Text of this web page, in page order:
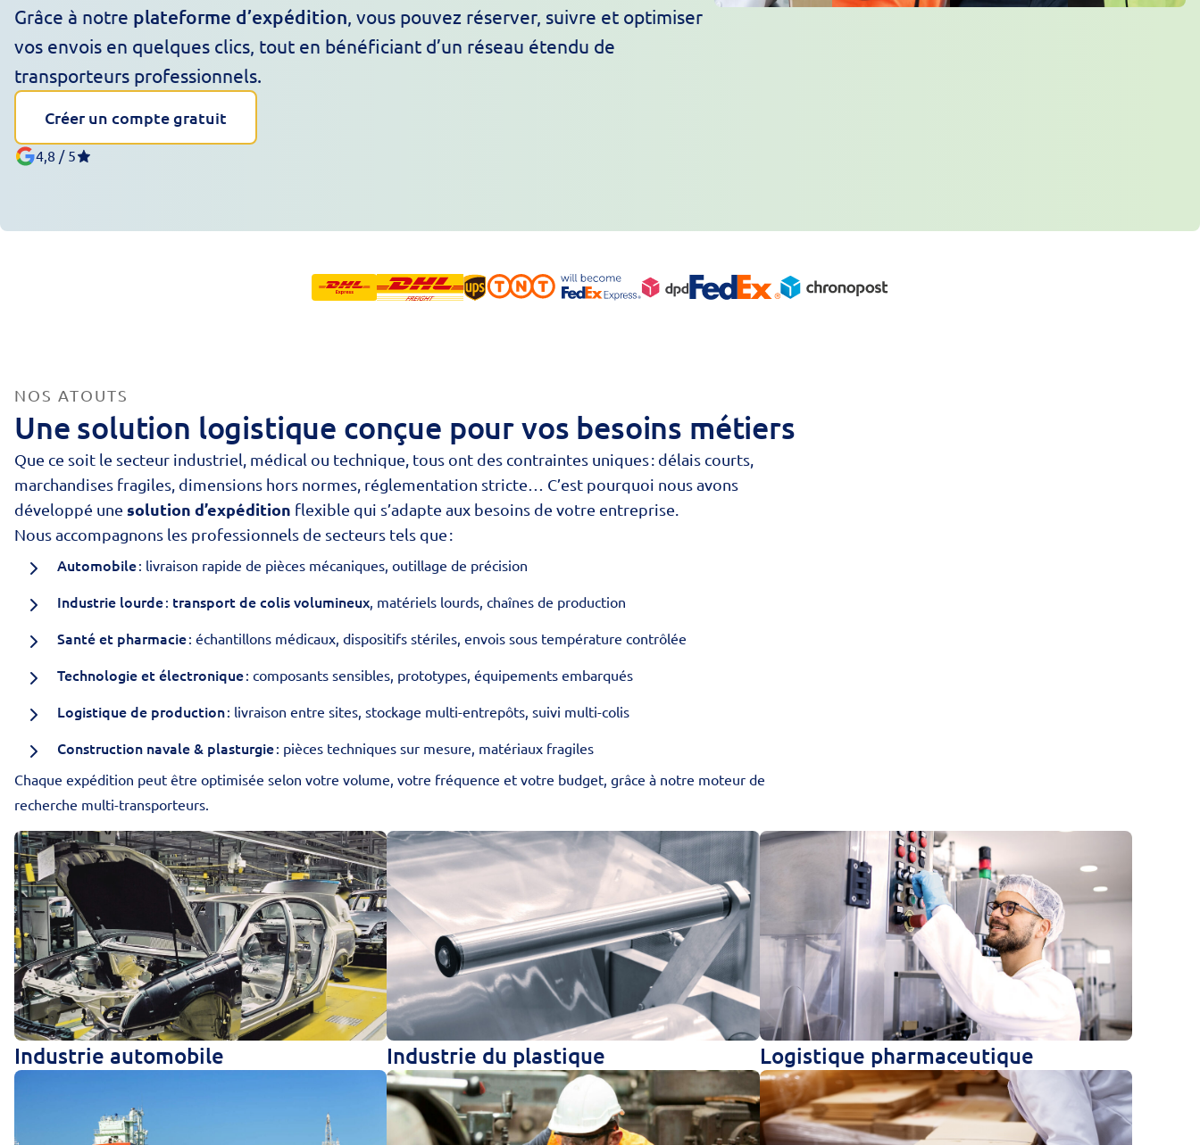
Grâce à notre plateforme d’expédition , vous pouvez réserver, suivre et optimiser
vos envois en quelques clics, tout en bénéficiant d’un réseau étendu de
transporteurs professionnels.
Créer un compte gratuit
4,8 / 5
NOS ATOUTS
Une solution logistique conçue pour vos besoins métiers
Que ce soit le secteur industriel, médical ou technique, tous ont des contraintes uniques : délais courts,
marchandises fragiles, dimensions hors normes, réglementation stricte… C’est pourquoi nous avons
développé une solution d’expédition flexible qui s’adapte aux besoins de votre entreprise.
Nous accompagnons les professionnels de secteurs tels que :
Automobile: livraison rapide de pièces mécaniques, outillage de précision
Industrie lourde: transport de colis volumineux, matériels lourds, chaînes de production
Santé et pharmacie: échantillons médicaux, dispositifs stériles, envois sous température contrôlée
Technologie et électronique: composants sensibles, prototypes, équipements embarqués
Logistique de production: livraison entre sites, stockage multi-entrepôts, suivi multi-colis
Construction navale & plasturgie: pièces techniques sur mesure, matériaux fragiles
Chaque expédition peut être optimisée selon votre volume, votre fréquence et votre budget, grâce à notre moteur de
recherche multi-transporteurs.
Industrie automobile Industrie du plastique Logistique pharmaceutique